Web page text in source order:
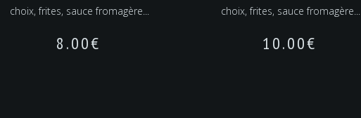
choix, frites, sauce fromagère...
8.00€
choix, frites, sauce fromagère...
10.00€